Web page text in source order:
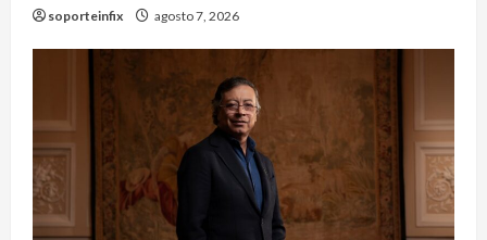
soporteinfix agosto 7, 2026